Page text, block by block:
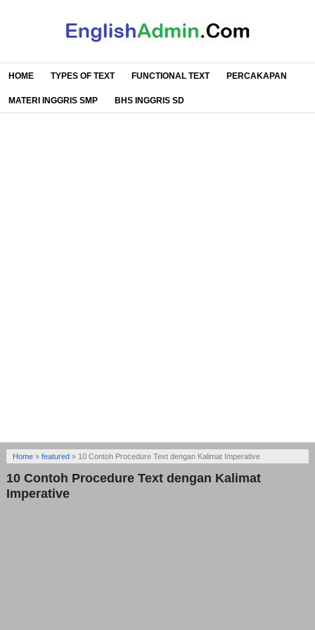
HOME TYPES OF TEXT FUNCTIONAL TEXT PERCAKAPAN
MATERI INGGRIS SMP BHS INGGRIS SD
Home» featured» 10 Contoh Procedure Text dengan Kalimat Imperative
10 Contoh Procedure Text dengan Kalimat
Imperative